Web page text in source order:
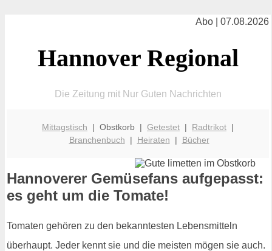
Abo | 07.08.2026
Hannover Regional
Die Zeitung mit Nur Guten Nachrichten
Mittagstisch | Obstkorb | Getestet | Radtrikot |
Branchenbuch | Heiraten | Bücher
Hannoverer Gemüsefans aufgepasst:
es geht um die Tomate!
Tomaten gehören zu den bekanntesten Lebensmitteln
überhaupt. Jeder kennt sie und die meisten mögen sie auch.